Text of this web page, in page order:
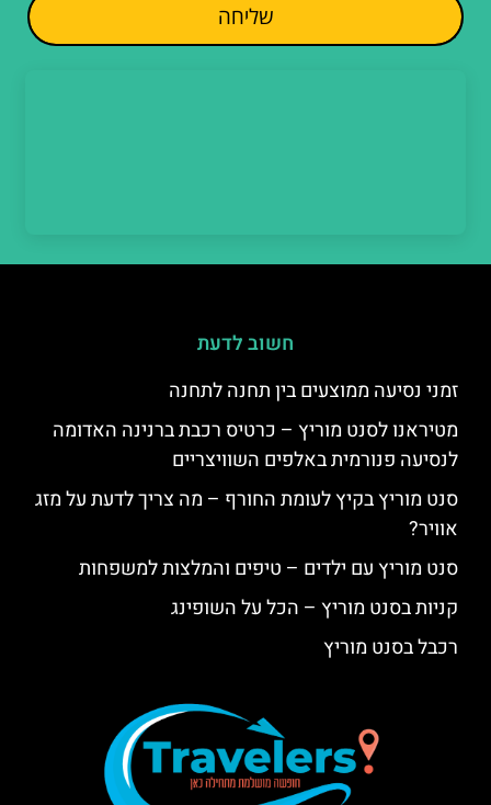
שליחה
חשוב לדעת
זמני נסיעה ממוצעים בין תחנה לתחנה
מטיראנו לסנט מוריץ – כרטיס רכבת ברנינה האדומה
לנסיעה פנורמית באלפים השוויצריים
סנט מוריץ בקיץ לעומת החורף – מה צריך לדעת על מזג
אוויר?
סנט מוריץ עם ילדים – טיפים והמלצות למשפחות
קניות בסנט מוריץ – הכל על השופינג
רכבל בסנט מוריץ